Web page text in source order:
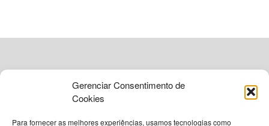
Gerenciar Consentimento de
Cookies
Para fornecer as melhores experiências, usamos tecnologias como